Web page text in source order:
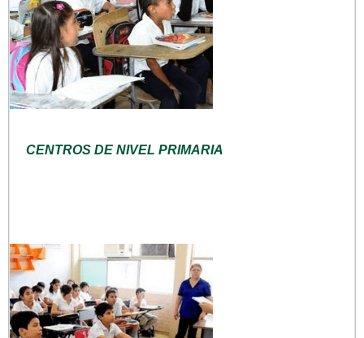
CENTROS DE NIVEL PRIMARIA